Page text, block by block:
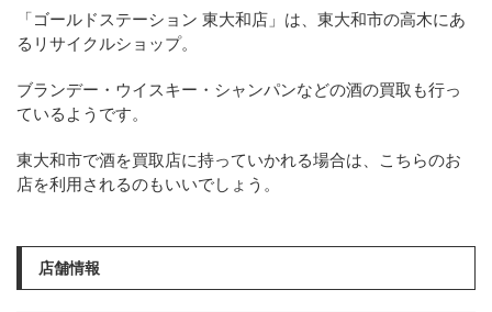
「ゴールドステーション 東大和店」は、東大和市の高木にあ
るリサイクルショップ。
ブランデー・ウイスキー・シャンパンなどの酒の買取も行っ
ているようです。
東大和市で酒を買取店に持っていかれる場合は、こちらのお
店を利用されるのもいいでしょう。
店舗情報